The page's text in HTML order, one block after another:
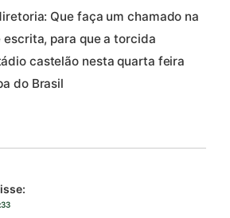
Que faça um chamado na
escrita, para que a torcida
castelão nesta quarta feira
do Brasil